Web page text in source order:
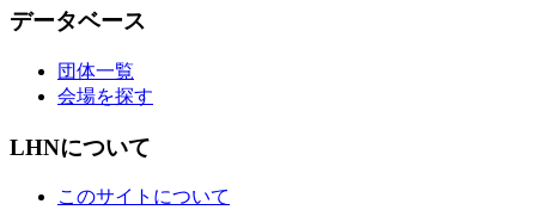
データベース
団体一覧
会場を探す
LHNについて
このサイトについて